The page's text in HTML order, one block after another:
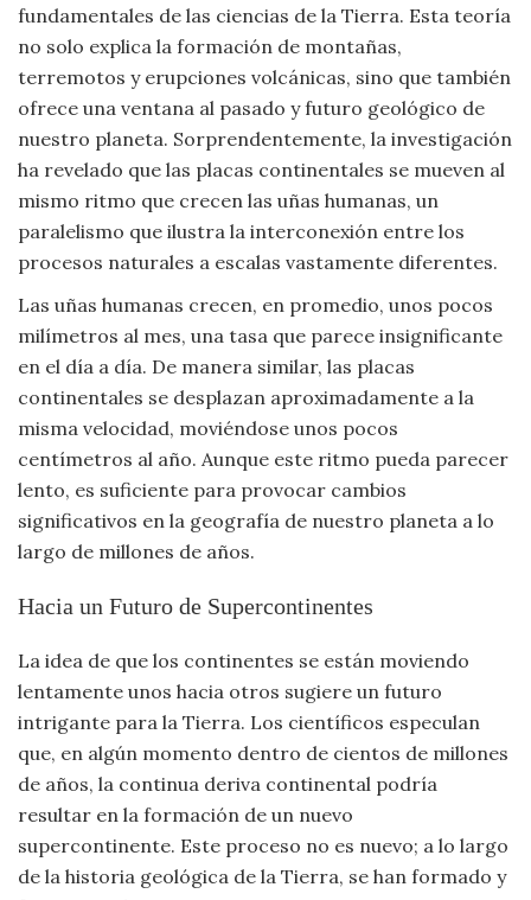
Universo
Viajar
fundamentales de las ciencias de la Tierra. Esta teoría
no solo explica la formación de montañas,
terremotos y erupciones volcánicas, sino que también
ofrece una ventana al pasado y futuro geológico de
nuestro planeta. Sorprendentemente, la investigación
ha revelado que las placas continentales se mueven al
mismo ritmo que crecen las uñas humanas, un
paralelismo que ilustra la interconexión entre los
procesos naturales a escalas vastamente diferentes.
Las uñas humanas crecen, en promedio, unos pocos
milímetros al mes, una tasa que parece insignificante
en el día a día. De manera similar, las placas
continentales se desplazan aproximadamente a la
misma velocidad, moviéndose unos pocos
centímetros al año. Aunque este ritmo pueda parecer
lento, es suficiente para provocar cambios
significativos en la geografía de nuestro planeta a lo
largo de millones de años.
Hacia un Futuro de Supercontinentes
La idea de que los continentes se están moviendo
lentamente unos hacia otros sugiere un futuro
intrigante para la Tierra. Los científicos especulan
que, en algún momento dentro de cientos de millones
de años, la continua deriva continental podría
resultar en la formación de un nuevo
supercontinente. Este proceso no es nuevo; a lo largo
de la historia geológica de la Tierra, se han formado y